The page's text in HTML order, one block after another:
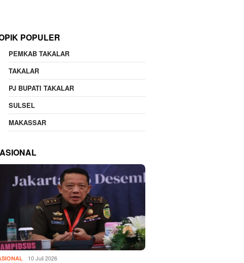
POPULER
PEMKAB TAKALAR
TAKALAR
PJ BUPATI TAKALAR
SULSEL
MAKASSAR
10 Juli 2026